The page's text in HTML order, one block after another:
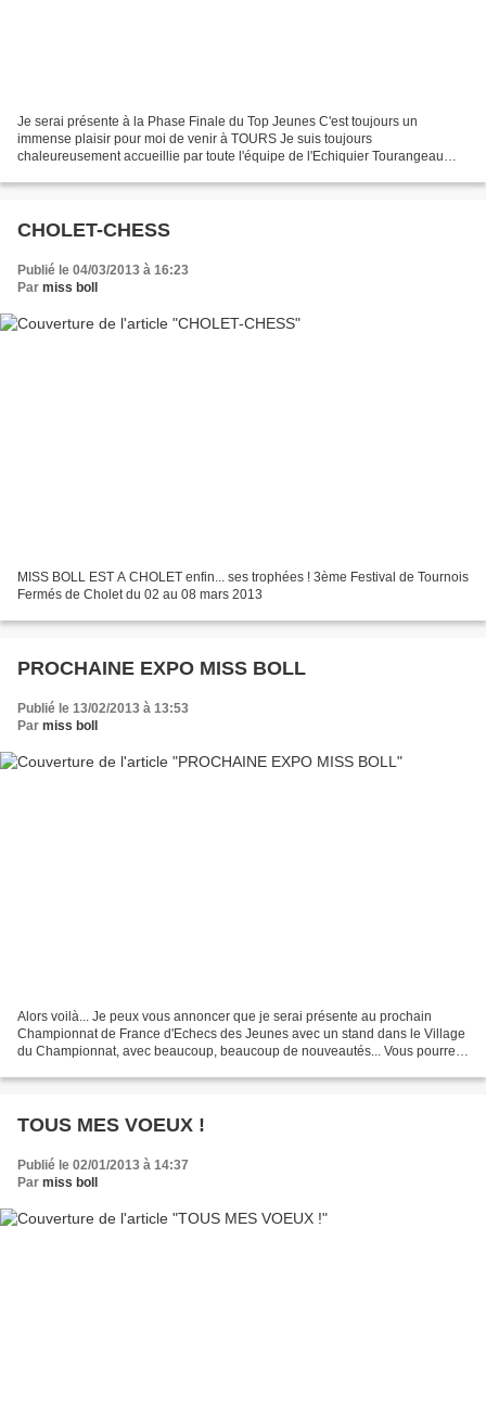
Je serai présente à la Phase Finale du Top Jeunes C'est toujours un
immense plaisir pour moi de venir à TOURS Je suis toujours
chaleureusement accueillie par toute l'équipe de l'Echiquier Tourangeau
CHOLET-CHESS
Publié le 04/03/2013 à 16:23
Par miss boll
MISS BOLL EST A CHOLET enfin... ses trophées ! 3ème Festival de Tournois
Fermés de Cholet du 02 au 08 mars 2013
PROCHAINE EXPO MISS BOLL
Publié le 13/02/2013 à 13:53
Par miss boll
Alors voilà... Je peux vous annoncer que je serai présente au prochain
Championnat de France d'Echecs des Jeunes avec un stand dans le Village
du Championnat, avec beaucoup, beaucoup de nouveautés... Vous pourrez
TOUS MES VOEUX !
Publié le 02/01/2013 à 14:37
Par miss boll